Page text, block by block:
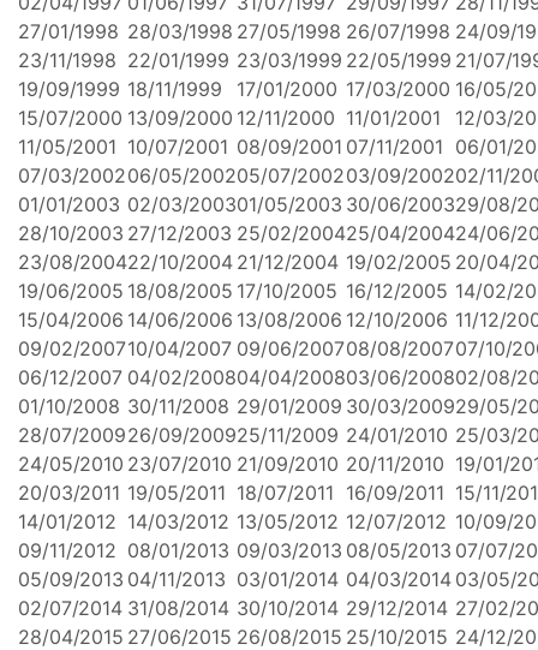
27/01/1998 28/03/1998 27/05/1998 26/07/1998 24/09/
23/11/1998 22/01/1999 23/03/1999 22/05/1999 21/07/
19/09/1999 18/11/1999 17/01/2000 17/03/2000 16/05/
15/07/2000 13/09/2000 12/11/2000 11/01/2001
12/03/
11/05/2001 10/07/2001 08/09/2001 07/11/2001 06/01/
07/03/200206/05/200205/07/200203/09/200202/11/
01/01/2003 02/03/200301/05/2003 30/06/200329/08/
28/10/2003 27/12/2003 25/02/200425/04/200424/06/
23/08/200422/10/2004 21/12/2004 19/02/2005 20/04/
19/06/2005 18/08/2005 17/10/2005 16/12/2005 14/02/
15/04/2006 14/06/2006 13/08/2006 12/10/2006 11/12/
09/02/200710/04/2007 09/06/200708/08/200707/10/
06/12/2007 04/02/200804/04/200803/06/200802/08/
01/10/2008 30/11/2008 29/01/2009 30/03/200929/05/
28/07/200926/09/200925/11/2009 24/01/2010 25/03/
24/05/2010 23/07/2010 21/09/2010 20/11/2010 19/01/
20/03/2011 19/05/2011 18/07/2011 16/09/2011 15/11/
14/01/2012 14/03/2012 13/05/2012 12/07/2012 10/09/
09/11/2012 08/01/2013 09/03/2013 08/05/2013 07/07/
05/09/2013 04/11/2013 03/01/2014 04/03/2014 03/05/
02/07/2014 31/08/2014 30/10/2014 29/12/2014 27/02/
28/04/2015 27/06/2015 26/08/2015 25/10/2015 24/12/